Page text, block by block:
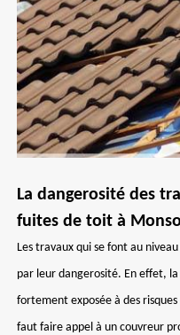
La dangerosité des
fuites de toit à
Les travaux qui se font au
par leur dangerosité. En effet,
fortement exposée à des
faut faire appel à un couvreur